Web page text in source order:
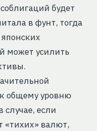
будет
в фунт, тогда
может усилить
общему уровню
случае, если
«тихих» валют,